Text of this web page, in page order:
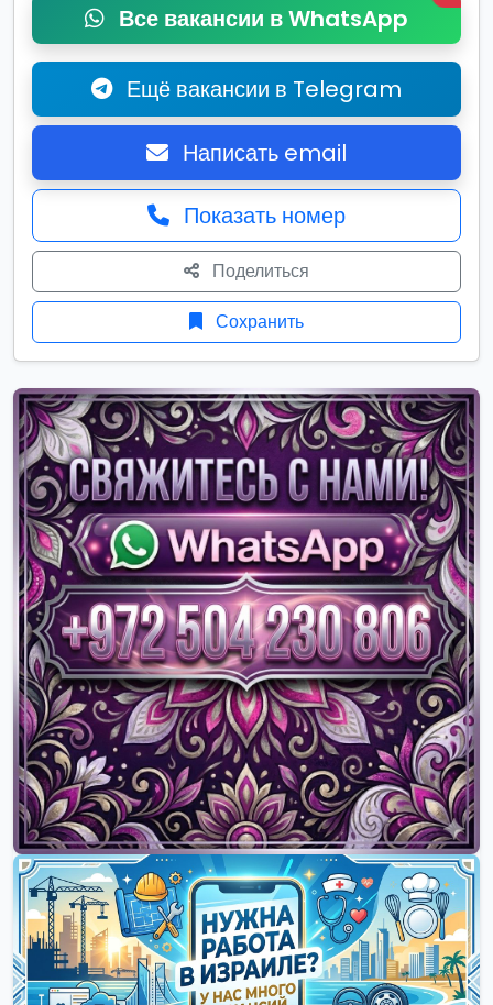
Все вакансии в WhatsApp
Ещё вакансии в Telegram
Написать email
Показать номер
Поделиться
Сохранить